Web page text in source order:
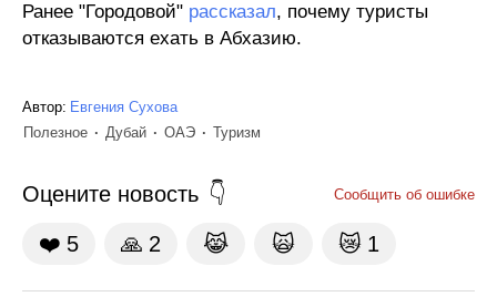
Ранее "Городовой" рассказал, почему туристы
отказываются ехать в Абхазию.
Автор: Евгения Сухова
Полезное
Дубай ОАЭ Туризм
Оцените новость Сообщить об ошибке
❤️ 5 🙏 2 😹 🙀 😿 1